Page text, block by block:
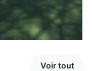
Voir tout